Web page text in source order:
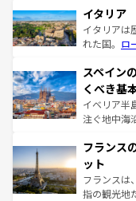
イタリア
イタリアは
れた国。 ロ
ろん、トス
景など、自
ピザやパス
できる。朝
なお、新着
しい。
スペイン
くべき基
イベリア半
注ぐ地中海
文化が根付
れる闘牛、
る。首都マ
アートに溢
フランス
ット
フランスは
指の観光地